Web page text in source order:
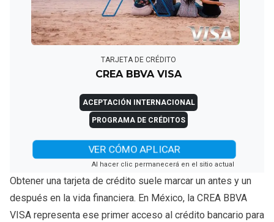
TARJETA DE CRÉDITO
CREA BBVA VISA
ACEPTACIÓN INTERNACIONAL
PROGRAMA DE CRÉDITOS
VER CÓMO APLICAR
Al hacer clic permanecerá en el sitio actual
Obtener una tarjeta de crédito suele marcar un antes y un
después en la vida financiera. En México, la CREA BBVA
VISA representa ese primer acceso al crédito bancario para